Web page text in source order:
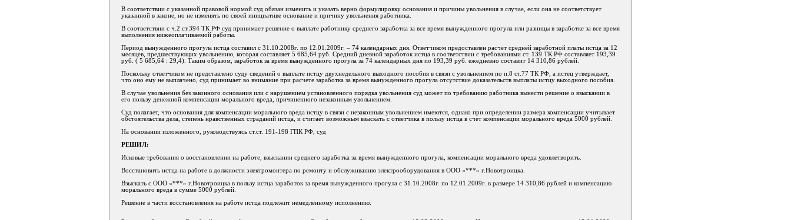
В соответствии с указанной правовой нормой суд обязан изменить и указать верно формулировку основания и причины увольнения в случае, если она не соответствует
указанной в законе, но не изменять по своей инициативе основание и причину увольнения работника.
В соответствии с ч.2 ст.394 ТК РФ суд принимает решение о выплате работнику среднего заработка за все время вынужденного прогула или разницы в заработке за все время
выполнения нижеоплачиваемой работы.
Период вынужденного прогула истца составил с 31.10.2008г. по 12.01.2009г. – 74 календарных дня. Ответчиком предоставлен расчет средней заработной платы истца за 12
месяцев, предшествующих увольнению, которая составляет 5 685,64 руб. Средний дневной заработок истца в соответствии с требованиями ст. 139 ТК РФ составляет 193,39
руб. ( 5 685,64 : 29,4). Таким образом, заработок за время вынужденного прогула за 74 календарных дня по 193,39 руб. ежедневно составит 14 310,86 рублей.
Поскольку ответчиком не представлено суду сведений о выплате истцу двухнедельного выходного пособия в связи с увольнением по п.8 ст.77 ТК РФ, а истец утверждает,
что оно ему не выплачено, суд принимает во внимание при расчете заработка за время вынужденного прогула отсутствие доказательств выплаты истцу выходного пособия.
В случае увольнения без законного основания или с нарушением установленного порядка увольнения суд может по требованию работника вынести решение о взыскании в
его пользу денежной компенсации морального вреда, причиненного незаконным увольнением.
Суд полагает, что основания для компенсации морального вреда истцу в связи с незаконным увольнением имеются, однако при определении размера компенсации учитывает
обстоятельства дела, степень нравственных страданий истца, и считает возможным взыскать с ответчика в пользу истца в счет компенсации морального вреда 5000 рублей.
На основании изложенного, руководствуясь ст.ст. 191-198 ГПК РФ, суд
РЕШИЛ:
Исковые требования о восстановлении на работе, взыскании среднего заработка за время вынужденного прогула, компенсации морального вреда удовлетворить.
Восстановить истца на работе в должности электромонтера по ремонту и обслуживанию электрооборудования в ООО «***» г.Новотроицка.
Взыскать с ООО «***» г.Новотроицка в пользу истца заработок за время вынужденного прогула с 31.10.2008г. по 12.01.2009г. в размере 14 310,86 рублей и компенсацию
морального вреда в сумме 5000 рублей.
Решение в части восстановления на работе истца подлежит немедленному исполнению.